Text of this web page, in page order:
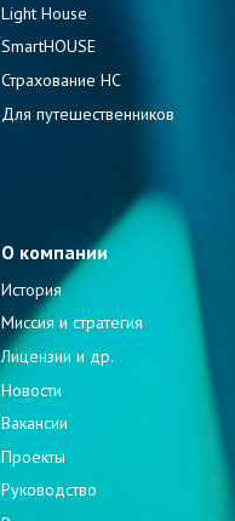
Light House
SmartHOUSE
Страхование НС
Для путешественников
О компании
История
Миссия и стратегия
Лицензии и др.
Новости
Вакансии
Проекты
Руководство